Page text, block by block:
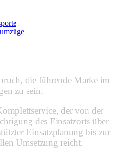
die führende Marke im
zu sein.
der von der
des Einsatzorts über
Einsatzplanung bis zur
Umsetzung reicht.